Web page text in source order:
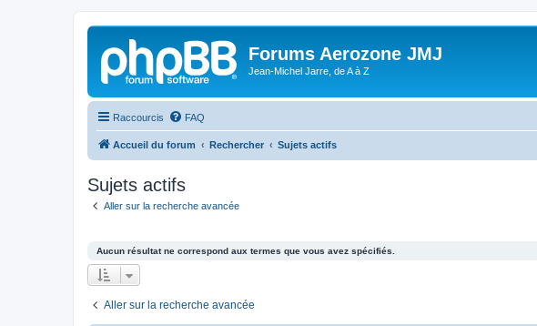
Forums Aerozone JMJ
Jean-Michel Jarre, de A à Z
Raccourcis FAQ
Accueil du forum Rechercher Sujets actifs
Sujets actifs
Aller sur la recherche avancée
Aucun résultat ne correspond aux termes que vous avez spécifiés.
Aller sur la recherche avancée